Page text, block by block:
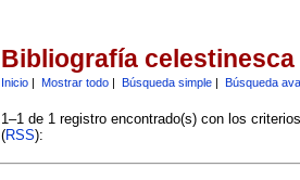
Bibliografía celestinesca
Inicio| Mostrar todo| Búsqueda simple| Búsqueda
1–1 de 1 registro encontrado(s) con los
(RSS):